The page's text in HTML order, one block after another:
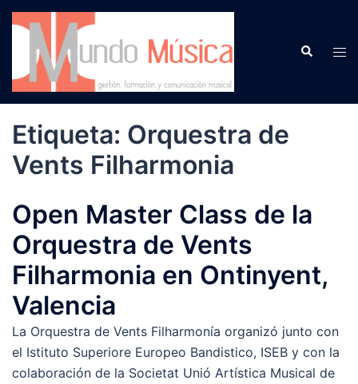
Saltar
contenido
Buscar
Etiqueta: Orquestra de
Vents Filharmonia
Open Master Class de la
Orquestra de Vents
Filharmonia en Ontinyent,
Valencia
La Orquestra de Vents Filharmonía organizó junto con
el Istituto Superiore Europeo Bandistico, ISEB y con la
colaboración de la Societat Unió Artística Musical de